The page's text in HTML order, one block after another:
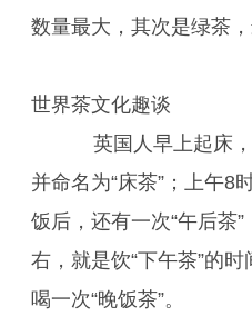
数量最大，其次是绿茶，
世界茶文化趣谈
英国人早上起床，
并命名为“床茶”；上午8
饭后，还有一次“午后茶
右，就是饮“下午茶”的
喝一次“晚饭茶”。